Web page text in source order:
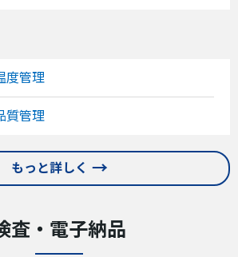
度管理
質管理
もっと詳しく
査・電子納品